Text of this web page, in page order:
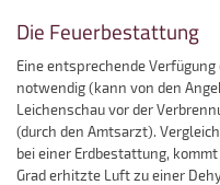
Die Feuerbestattung
Eine entsprechende
notwendig (kann von den
Leichenschau vor der
(durch den Amtsarzt).
bei einer Erdbestattung,
Grad erhitzte Luft zu einer